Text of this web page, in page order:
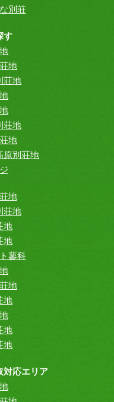
別荘
す
地
荘地
荘地
地
原別荘地
地
荘地
地
地
蓼科
地
地
地
地
対応エリア